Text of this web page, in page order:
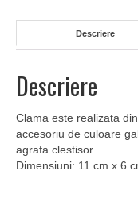
Descriere
Descriere
Clama este realizata
accesoriu de culoare
agrafa clestisor.
Dimensiuni: 11 cm x 6